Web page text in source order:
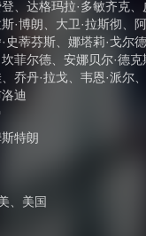
达格玛拉·多敏齐克
·博朗 大卫·拉斯彻
史蒂芬斯 娜塔莉·戈尔德
菲尔德 安娜贝尔·德
乔丹·拉戈 韦恩·派尔
迪
特朗
美国